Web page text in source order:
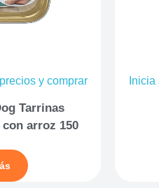
y comprar
Tarrinas
arroz 150